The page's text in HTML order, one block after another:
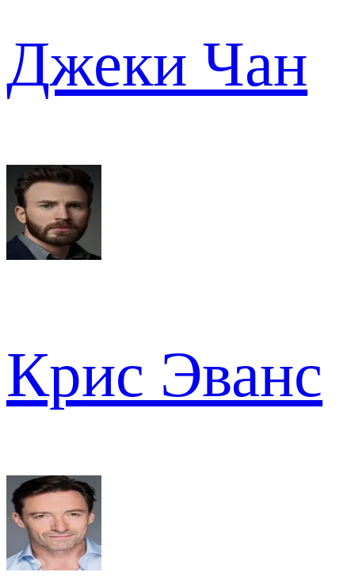
Джеки Чан
Крис Эванс